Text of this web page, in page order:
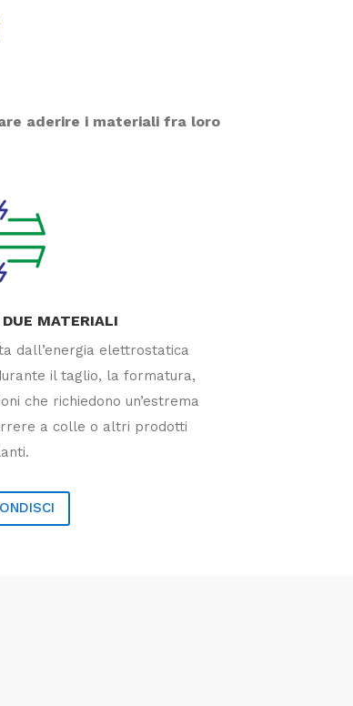
aderire i materiali fra loro
MATERIALI
dall’energia elettrostatica
il taglio, la formatura,
che richiedono un’estrema
a colle o altri prodotti